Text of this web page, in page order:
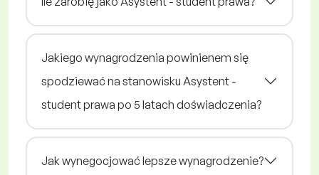
Jakiego wynagrodzenia powinienem się
spodziewać na stanowisku Asystent -
student prawa po 5 latach doświadczenia?
Jak wynegocjować lepsze wynagrodzenie?